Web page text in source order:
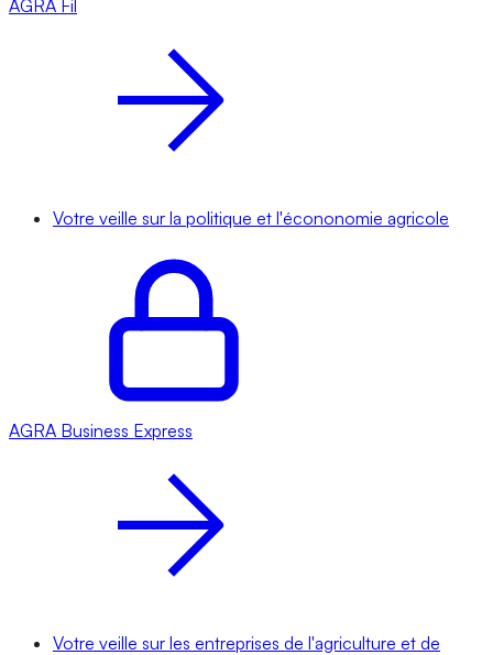
AGRA Fil
Votre veille sur la politique et l'écononomie agricole
AGRA Business Express
Votre veille sur les entreprises de l'agriculture et de